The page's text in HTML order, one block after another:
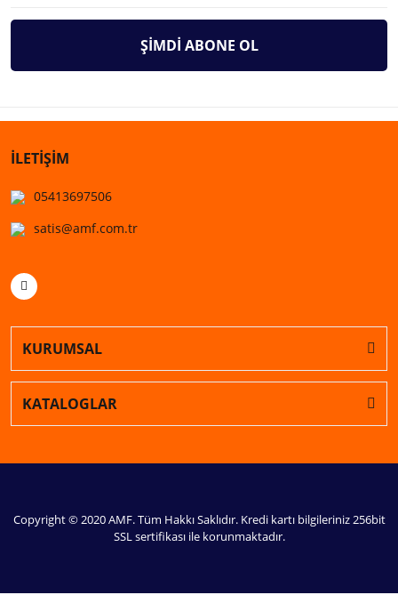
ŞİMDİ ABONE OL
İLETİŞİM
05413697506
satis@amf.com.tr
KURUMSAL
KATALOGLAR
Copyright © 2020 AMF. Tüm Hakkı Saklıdır. Kredi kartı bilgileriniz 256bit
SSL sertifikası ile korunmaktadır.